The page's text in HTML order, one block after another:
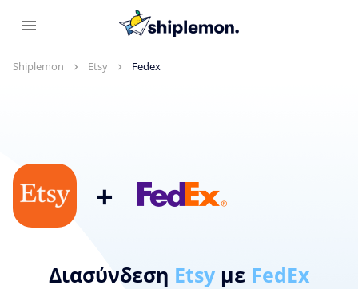
Shiplemon Etsy Fedex
+
Διασύνδεση Etsy με FedEx